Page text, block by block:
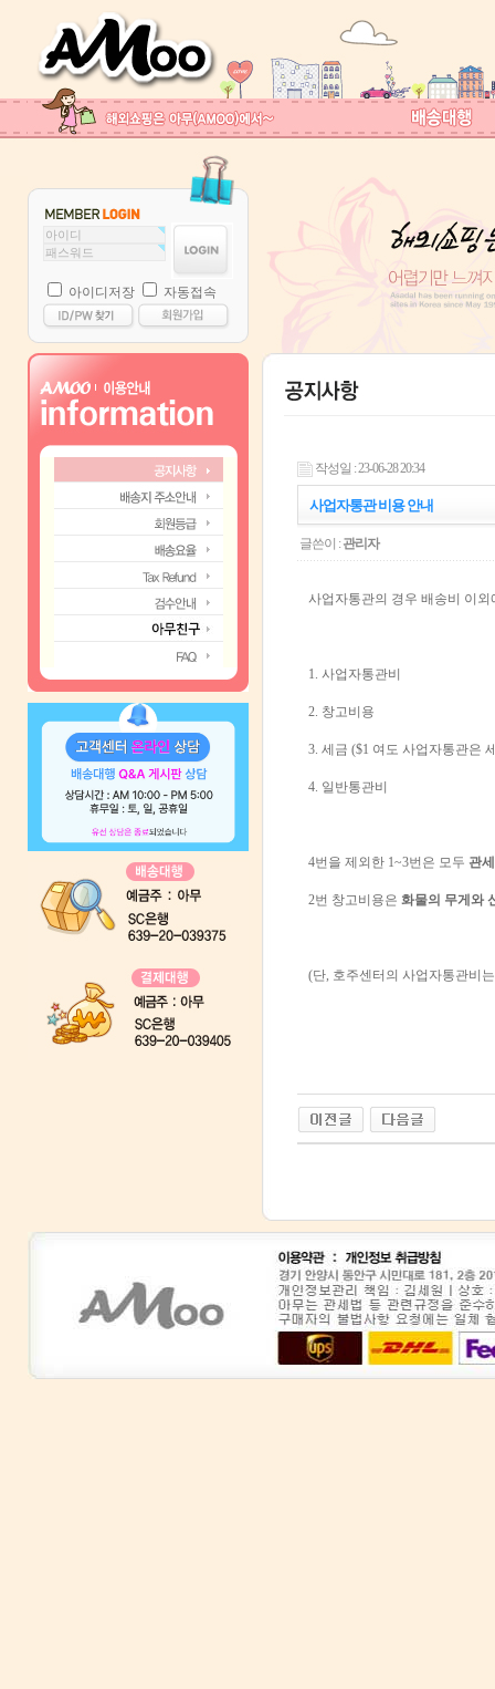
아이디저장 자동접속
작성일 : 23-06-28 20:34
사업자통관 비용 안내
글쓴이 : 관리자
사업자통관의 경우 배송비 이
1. 사업자통관비
2. 창고비용
3. 세금 ($1 여도 사업자통관은
4. 일반통관비
4번을 제외한 1~3번은 모두 관
2번 창고비용은 화물의 무게와
(단, 호주센터의 사업자통관비